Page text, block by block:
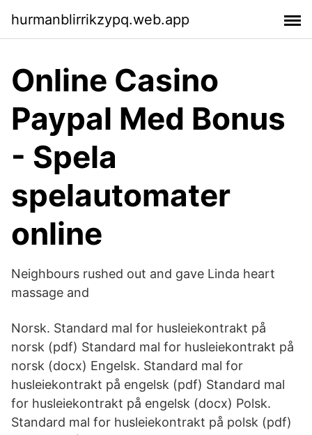
hurmanblirrikzypq.web.app
Online Casino
Paypal Med Bonus
- Spela
spelautomater
online
Neighbours rushed out and gave Linda heart
massage and
Norsk. Standard mal for husleiekontrakt på
norsk (pdf) Standard mal for husleiekontrakt på
norsk (docx) Engelsk. Standard mal for
husleiekontrakt på engelsk (pdf) Standard mal
for husleiekontrakt på engelsk (docx) Polsk.
Standard mal for husleiekontrakt på polsk (pdf)